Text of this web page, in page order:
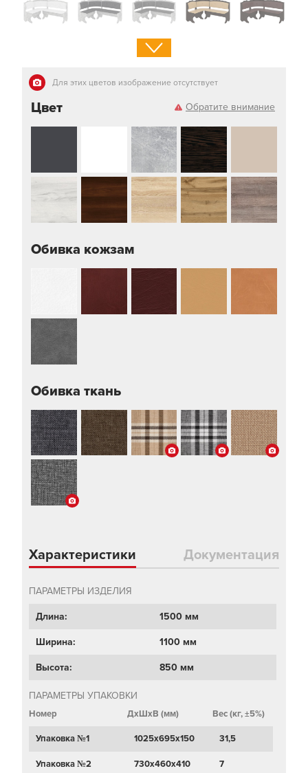
Для этих цветов изображение отсутствует
Обратите внимание
Цвет
Обивка кожзам
Обивка ткань
Характеристики Документация
ПАРАМЕТРЫ ИЗДЕЛИЯ
Длина: 1500 мм
Ширина: 1100 мм
Высота: 850 мм
ПАРАМЕТРЫ УПАКОВКИ
Номер ДхШхВ (мм) Вес (кг, ±5%)
Упаковка №1 1025х695х150 31,5
Упаковка №2 730х460х410 7